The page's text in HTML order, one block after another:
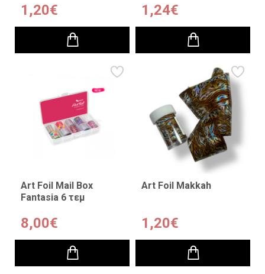
1,20€ 1,24€
Art Foil Mail Box
Fantasia 6 τεμ
8,00€
Art Foil Makkah
1,20€